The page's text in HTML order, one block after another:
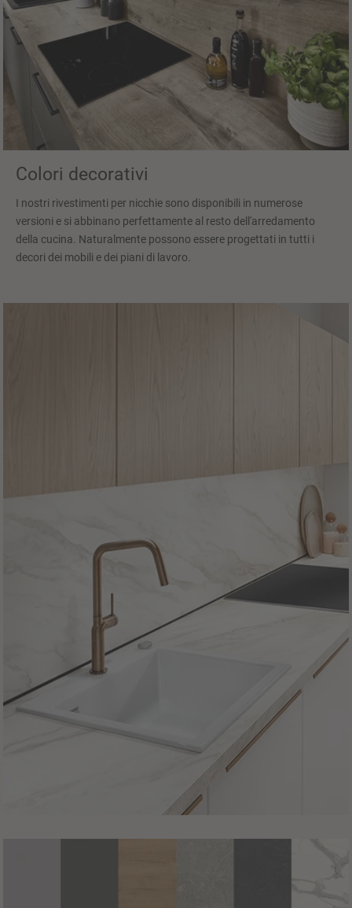
Colori decorativi
I nostri rivestimenti per nicchie sono disponibili in numerose
versioni e si abbinano perfettamente al resto dell'arredamento
della cucina. Naturalmente possono essere progettati in tutti i
decori dei mobili e dei piani di lavoro.